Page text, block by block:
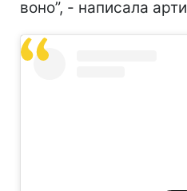
воно”, - написала